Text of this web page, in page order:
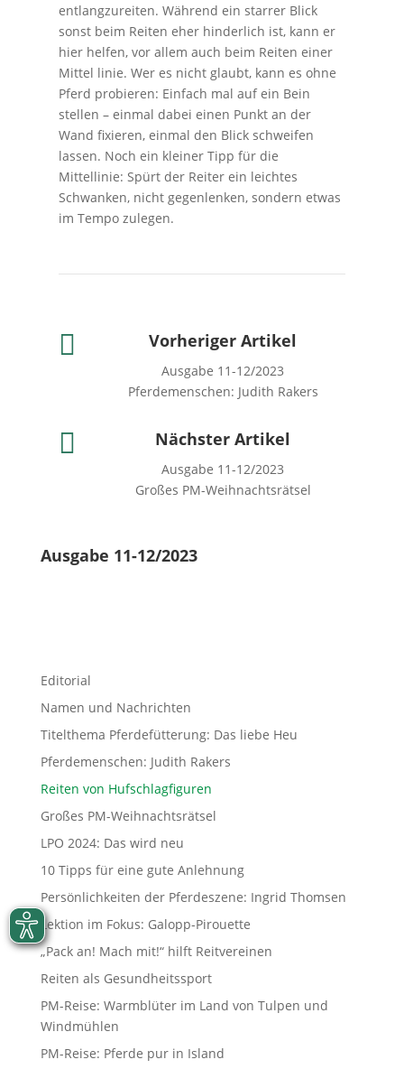
entlangzureiten. Während ein starrer Blick
sonst beim Reiten eher hinderlich ist, kann er
hier helfen, vor allem auch beim Reiten einer
Mittel linie. Wer es nicht glaubt, kann es ohne
Pferd probieren: Einfach mal auf ein Bein
stellen – einmal dabei einen Punkt an der
Wand fixieren, einmal den Blick schweifen
lassen. Noch ein kleiner Tipp für die
Mittellinie: Spürt der Reiter ein leichtes
Schwanken, nicht gegenlenken, sondern etwas
im Tempo zulegen.
 Vorheriger Artikel
Ausgabe 11-12/2023
Pferdemenschen: Judith Rakers
 Nächster Artikel
Ausgabe 11-12/2023
Großes PM-Weihnachtsrätsel
Ausgabe 11-12/2023
Editorial
Namen und Nachrichten
Titelthema Pferdefütterung: Das liebe Heu
Pferdemenschen: Judith Rakers
Reiten von Hufschlagfiguren
Großes PM-Weihnachtsrätsel
LPO 2024: Das wird neu
10 Tipps für eine gute Anlehnung
Persönlichkeiten der Pferdeszene: Ingrid Thomsen
Lektion im Fokus: Galopp-Pirouette
„Pack an! Mach mit!“ hilft Reitvereinen
Reiten als Gesundheitssport
PM-Reise: Warmblüter im Land von Tulpen und
Windmühlen
PM-Reise: Pferde pur in Island